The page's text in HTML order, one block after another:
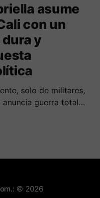
asume
con un
y
solo de militares,
guerra total
© 2026